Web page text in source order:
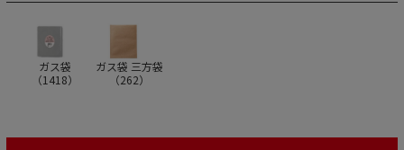
ガス袋
（1418）
ガス袋 三方袋
（262）